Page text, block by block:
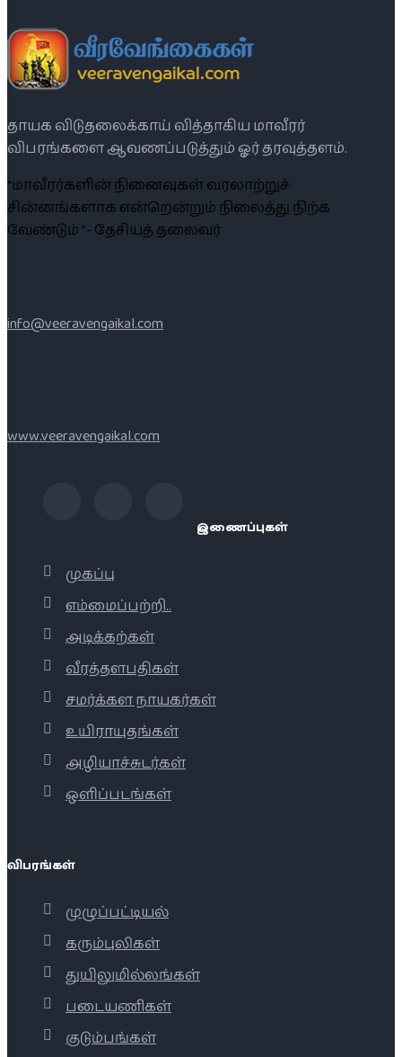
தாயக விடுதலைக்காய் வித்தாகிய மாவீரர்
விபரங்களை ஆவணப்படுத்தும் ஓர் தரவுத்தளம்.
“மாவீரர்களின் நினைவுகள் வரலாற்றுச்
சின்னங்களாக என்றென்றும் நிலைத்து நிற்க
வேண்டும் ”- தேசியத் தலைவர்
info@veeravengaikal.com
www.veeravengaikal.com
இணைப்புகள்
முகப்பு
எம்மைப்பற்றி..
அடிக்கற்கள்
வீரத்தளபதிகள்
சமர்க்கள நாயகர்கள்
உயிராயுதங்கள்
அழியாச்சுடர்கள்
ஒளிப்படங்கள்
விபரங்கள்
முழுப்பட்டியல்
கரும்புலிகள்
துயிலுமில்லங்கள்
படையணிகள்
குடும்பங்கள்